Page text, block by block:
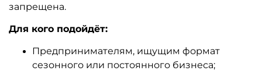
запрещена.
Для кого подойдёт:
Предпринимателям, ищущим формат
сезонного или постоянного бизнеса;